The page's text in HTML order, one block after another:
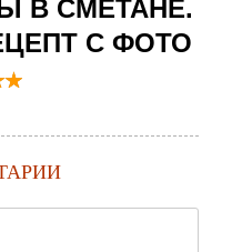
В СМЕТАНЕ.
С ФОТО